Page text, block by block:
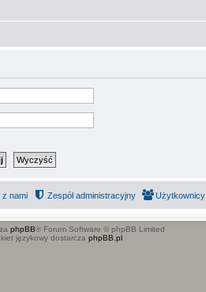
Użytkownicy
Zespół administracyjny
z nami
phpBB® Forum Software © phpBB Limited
językowy dostarcza phpBB.pl